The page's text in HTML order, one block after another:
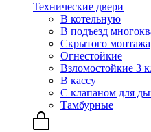
Технические двери
В котельную
В подъезд
Скрытого монтажа
Огнестойкие
Взломостойкие 3
В кассу
С клапаном для
Тамбурные